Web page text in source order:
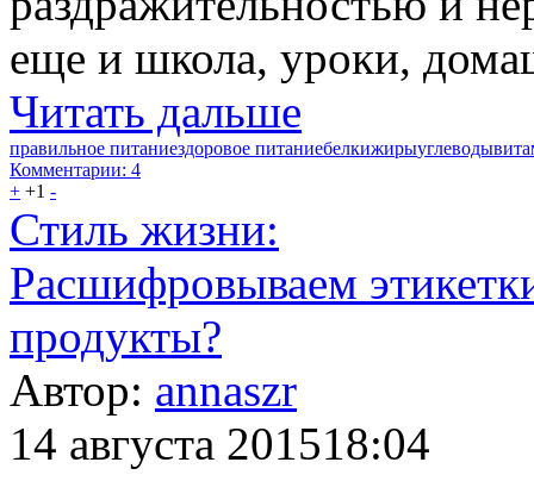
еще и школа, уроки,
Читать дальше
правильное питаниездоровое питаниебелкижирыуглеводы
Комментарии: 4
+ +1 -
Стиль жизни:
Расшифровываем
продукты?
Автор: annaszr
14 августа 201518:04